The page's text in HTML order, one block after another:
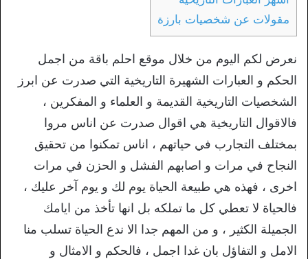
مقولات عن شخصيات بارزة
نعرض لكم اليوم من خلال موقع احلم باقة من اجمل
الحكم و العبارات الشهيرة التاريخية التي صدرت عن ابرز
الشخصيات التاريخية القديمة و العلماء و المفكرين ،
فالاقوال التاريخية هي اقوال صدرت عن اناس مروا
بمختلف التجارب في حياتهم ، اناس تمكنوا من تحقيق
النجاح في مرات و اصابهم الفشل و الحزن في مرات
اخرى ، فهذه هي طبيعة الحياة يوم لك و يوم آخر عليك ،
فالحياة لا تعطي كل ما تملكه بل انها تأخذ من ايامك
الجميلة الكثير ، و من المهم جدا الا ندع الحياة تسلب منا
الامل و التفاؤل بان غدا اجمل ، فالحكم و الامثال و